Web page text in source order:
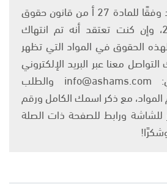
يتم الاستخدام المواد وفقًا للمادة 27 أ من قانون حقوق
التأليف والنشر 2007، وإن كنت تعتقد أنه تم انتهاك
الحقوق في المواد التي تظهر
معنا عبر البريد الإلكتروني
على العنوان التالي: info@ashams.com والطلب
مع ذكر اسمك الكامل ورقم
ورابط للصفحة ذات الصلة